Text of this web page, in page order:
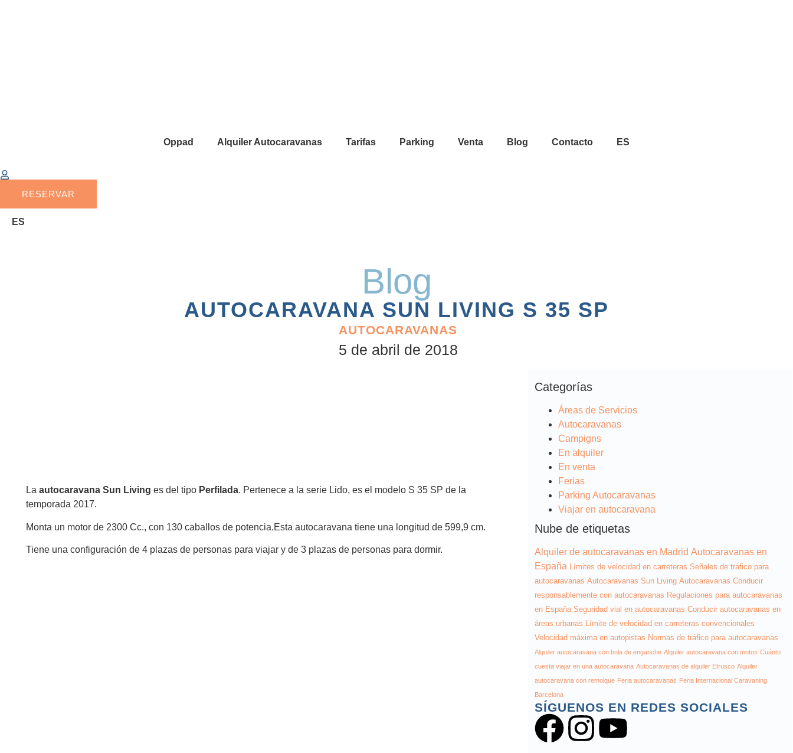
Oppad Alquiler Autocaravanas Tarifas Parking Venta Blog Contacto ES
RESERVAR
ES
Blog
AUTOCARAVANA SUN LIVING S 35 SP
AUTOCARAVANAS
5 de abril de 2018
La autocaravana Sun Living es del tipo Perfilada. Pertenece a la serie Lido, es el modelo S 35 SP de la
temporada 2017.
Monta un motor de 2300 Cc., con 130 caballos de potencia.Esta autocaravana tiene una longitud de 599,9 cm.
Tiene una configuración de 4 plazas de personas para viajar y de 3 plazas de personas para dormir.
Categorías
Áreas de Servicios
Autocaravanas
Campigns
En alquiler
En venta
Ferias
Parking Autocaravanas
Viajar en autocaravana
Nube de etiquetas
Alquiler de autocaravanas en Madrid Autocaravanas en
España Límites de velocidad en carreteras Señales de tráfico para
autocaravanas Autocaravanas Sun Living Autocaravanas Conducir
responsablemente con autocaravanas Regulaciones para autocaravanas
en España Seguridad vial en autocaravanas Conducir autocaravanas en
áreas urbanas Límite de velocidad en carreteras convencionales
Velocidad máxima en autopistas Normas de tráfico para autocaravanas
Alquiler autocaravana con bola de enganche Alquiler autocaravana con motos Cuánto
cuesta viajar en una autocaravana Autocaravanas de alquiler Etrusco Alquiler
autocaravana con remolque Feria autocaravanas Feria Internacional Caravaning
Barcelona
SÍGUENOS EN REDES SOCIALES